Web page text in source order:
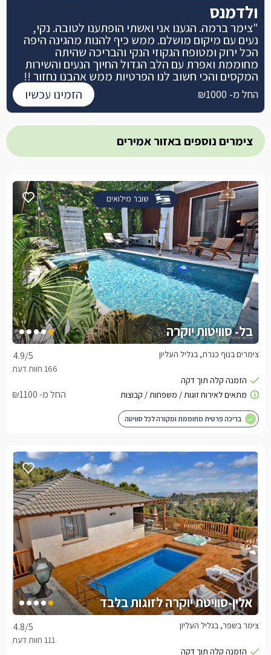
ולדמנס
"צימר ברמה. הגענו אני ואשתי הופתענו לטובה. נקי,
נעים עם מיקום מושלם. ממש כיף להנות מהגינה היפה
הכל ירוק ומטופח הגקוזי הנקי והבריכה שהיתה
מחוממת ואפרת עם הלב הגדול החיוך הנעים והשירות
המקסים והכי חשוב לנו הפרטיות ממש אהבנו נחזור !!
החל מ- ₪1000 הזמינו עכשיו
צימרים נוספים באזור אמירים
שובר מילואים
בל- סוויטות יוקרה
4.9/5 צימרים בנוף כנרת, בגליל העליון
החל מ- ₪1100
בריכה פרטית מחוממת ומקורה לכל סוויטה
אלין-סוויטת יוקרה לזוגות בלבד
4.8/5 צימר בשפר, בגליל העליון